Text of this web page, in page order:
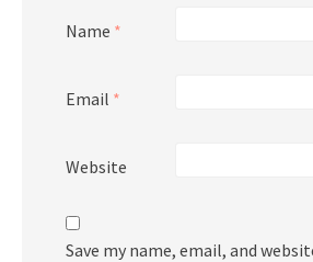
Name *
Email *
Website
Save my name, email, and